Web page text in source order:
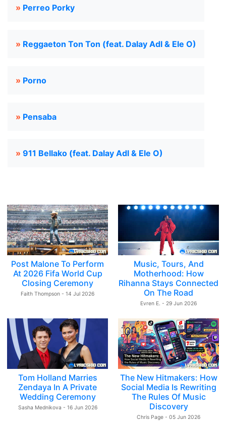
» Perreo Porky
» Reggaeton Ton Ton (feat. Dalay Adl & Ele O)
» Porno
» Pensaba
» 911 Bellako (feat. Dalay Adl & Ele O)
Post Malone To Perform
At 2026 Fifa World Cup
Closing Ceremony
Faith Thompson - 14 Jul 2026
Music, Tours, And
Motherhood: How
Rihanna Stays Connected
On The Road
Evren E. - 29 Jun 2026
Tom Holland Marries
Zendaya In A Private
Wedding Ceremony
Sasha Mednikova - 16 Jun 2026
The New Hitmakers: How
Social Media Is Rewriting
The Rules Of Music
Discovery
Chris Page - 05 Jun 2026